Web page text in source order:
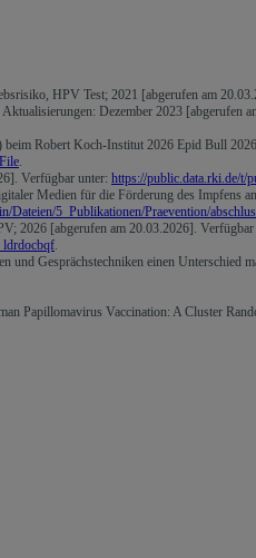
HPV Test; 2021 [abgerufen am
Dezember 2023 [abgerufen
Robert Koch-Institut 2026 Epid Bull
.
Verfügbar unter: https://public.data.rki.de/t/
Medien für die Förderung des
Dateien/5_Publikationen/Praevention/
2026 [abgerufen am 20.03.2026]. Verfügbar
.
Gesprächstechniken einen Unterschied
Papillomavirus Vaccination: A Cluster